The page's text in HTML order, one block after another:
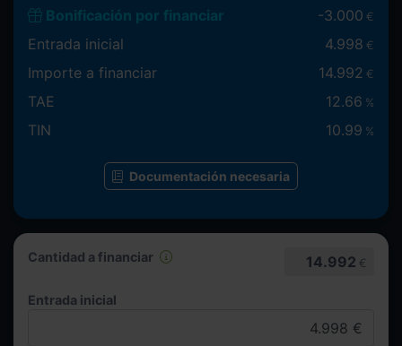
Cantidad a financiar 14.992 €
Entrada inicial
Bonificación por financiar -3.000 €
Entrada inicial 4.998 €
Importe a financiar 14.992 €
TAE 12.66 %
TIN 10.99 %
Documentación necesaria